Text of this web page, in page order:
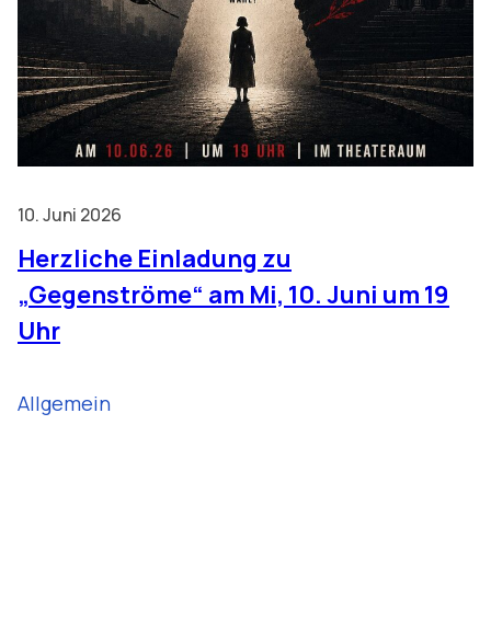
10. Juni 2026
Herzliche Einladung zu
„Gegenströme“ am Mi, 10. Juni um 19
Uhr
Allgemein